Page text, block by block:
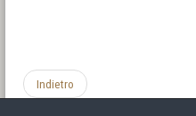
Indietro